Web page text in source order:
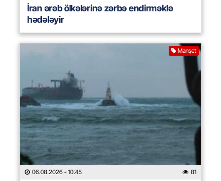
İran ərəb ölkələrinə zərbə endirməklə
hədələyir
Manşet
06.08.2026 - 10:45 81